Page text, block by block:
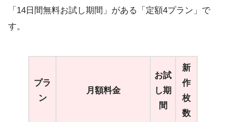
「14日間無料お試し期間」がある「定額4プラン」で
す。
プラ
ン
月額料金
お試
し期
間
新
作
枚
数